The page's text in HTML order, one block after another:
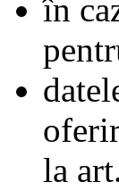
în
la